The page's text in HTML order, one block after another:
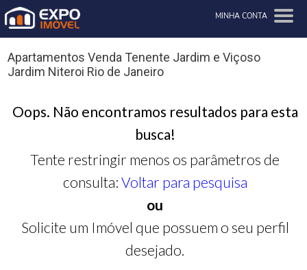
MINHA CONTA
Apartamentos Venda Tenente Jardim e Viçoso
Jardim Niteroi Rio de Janeiro
Oops. Não encontramos resultados para esta
busca!
Tente restringir menos os parâmetros de
consulta: Voltar para pesquisa
ou
Solicite um Imóvel que possuem o seu perfil
desejado.